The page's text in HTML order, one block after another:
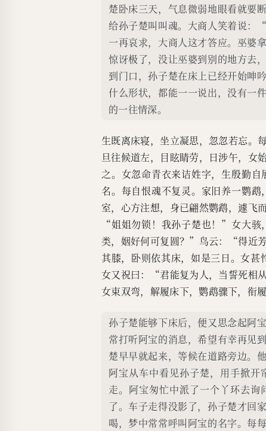
楚卧床三天，气息微弱地眼看就要
给孙子楚叫叫魂。大商人笑着说：
一再哀求，大商人这才答应。巫婆
惊讶极了，没让巫婆到别的地方去
到门口，孙子楚在床上已经开始呻
什么形状，都能一一说出，没有一
的一往情深。
生既离床寝，坐立凝思，忽忽若忘。
旦往候道左，目眩睛劳，日涉午，女
之。女忽命青衣来诘姓字，生殷勤
名。每自恨魂不复灵。家旧养一鹦
室，心方注想，身已翩然鹦鹉，遽飞
“姐姐勿锁！我孙子楚也！”女大
类，姻好何可复圆？”鸟云：“得近
其膝，卧则依其床，如是三日。女甚
女又祝曰：“君能复为人，当誓死相
女束双弯，解履床下，鹦鹉骤下，衔
孙子楚能够下床后，便又思念起阿
常打听阿宝的消息，希望有幸再见
楚早早就起来，等候在道路旁边。
阿宝从车中看见孙子楚，用手掀
走。阿宝匆忙中派了一个丫环去
了。车子走得没影了，孙子楚才回
喝，梦中常常呼叫阿宝的名字。每